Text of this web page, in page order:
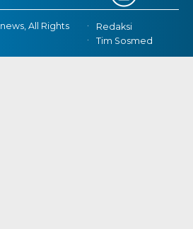
All Rights
Redaksi
Tim Sosmed